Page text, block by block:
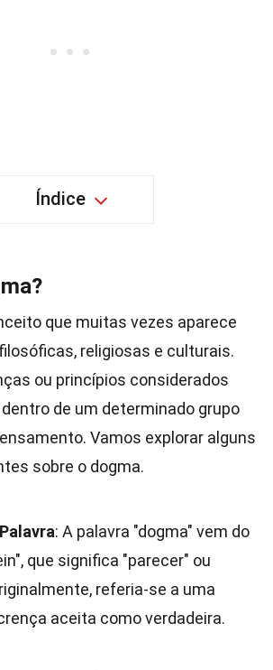
Índice
que muitas vezes aparece
religiosas e culturais.
ou princípios considerados
de um determinado grupo
Vamos explorar alguns
sobre o dogma.
: A palavra "dogma" vem do
que significa "parecer" ou
referia-se a uma
aceita como verdadeira.